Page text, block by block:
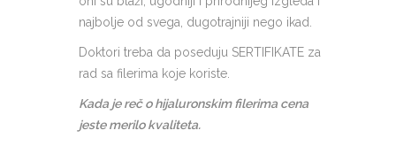
najbolje od svega, dugotrajniji nego ikad.
Doktori treba da poseduju SERTIFIKATE za
rad sa filerima koje koriste.
Kada je reč o hijaluronskim filerima cena
jeste merilo kvaliteta.